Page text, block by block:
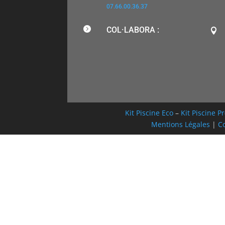
07.66.00.36.37
 COL·LABORA : 
Kit Piscine Eco – Kit Piscine
Mentions Légales |